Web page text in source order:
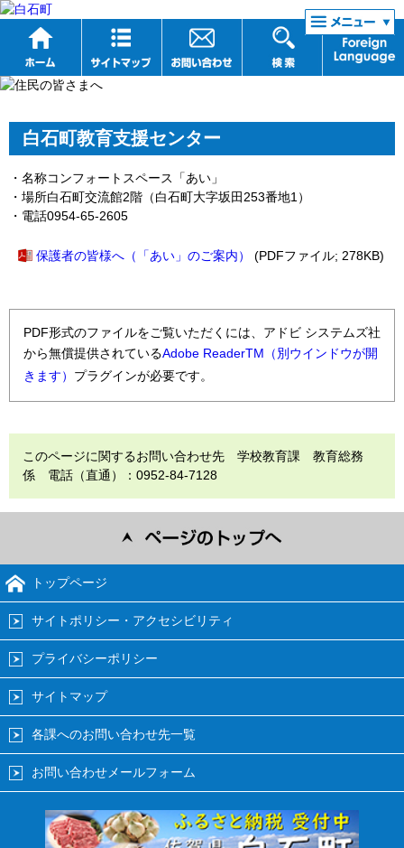
リンク集
白石町教育支援センター
・名称コンフォートスペース「あい」
・場所白石町交流館2階（白石町大字坂田253番地1）
・電話0954-65-2605
保護者の皆様へ（「あい」のご案内） (PDFファイル; 278KB)
PDF形式のファイルをご覧いただくには、アドビ システムズ社
から無償提供されているAdobe ReaderTM（別ウインドウが開
きます） プラグインが必要です。
このページに関するお問い合わせ先 学校教育課 教育総務
係 電話（直通）：0952-84-7128
トップページ
サイトポリシー・アクセシビリティ
プライバシーポリシー
サイトマップ
各課へのお問い合わせ先一覧
お問い合わせメールフォーム